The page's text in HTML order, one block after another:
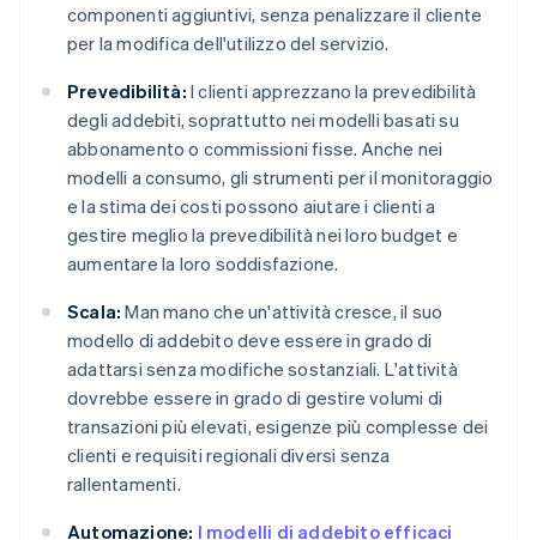
componenti aggiuntivi, senza penalizzare il cliente
per la modifica dell'utilizzo del servizio.
Prevedibilità: I clienti apprezzano la prevedibilità
degli addebiti, soprattutto nei modelli basati su
abbonamento o commissioni fisse. Anche nei
modelli a consumo, gli strumenti per il monitoraggio
e la stima dei costi possono aiutare i clienti a
gestire meglio la prevedibilità nei loro budget e
aumentare la loro soddisfazione.
Scala: Man mano che un'attività cresce, il suo
modello di addebito deve essere in grado di
adattarsi senza modifiche sostanziali. L'attività
dovrebbe essere in grado di gestire volumi di
transazioni più elevati, esigenze più complesse dei
clienti e requisiti regionali diversi senza
rallentamenti.
Automazione: I modelli di addebito efficaci